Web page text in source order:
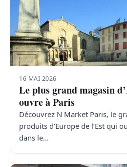
16 MAI 2026
Le plus grand magasin
ouvre à Paris
Découvrez N Market Paris, le
produits d’Europe de l’Est qui
dans le…